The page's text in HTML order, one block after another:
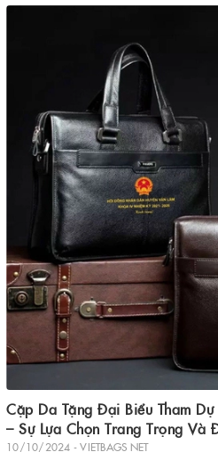
Cặp Da Tặng Đại Biểu Tham
– Sự Lựa Chọn Trang Trọng Và
10/10/2024 - VIETBAGS NET